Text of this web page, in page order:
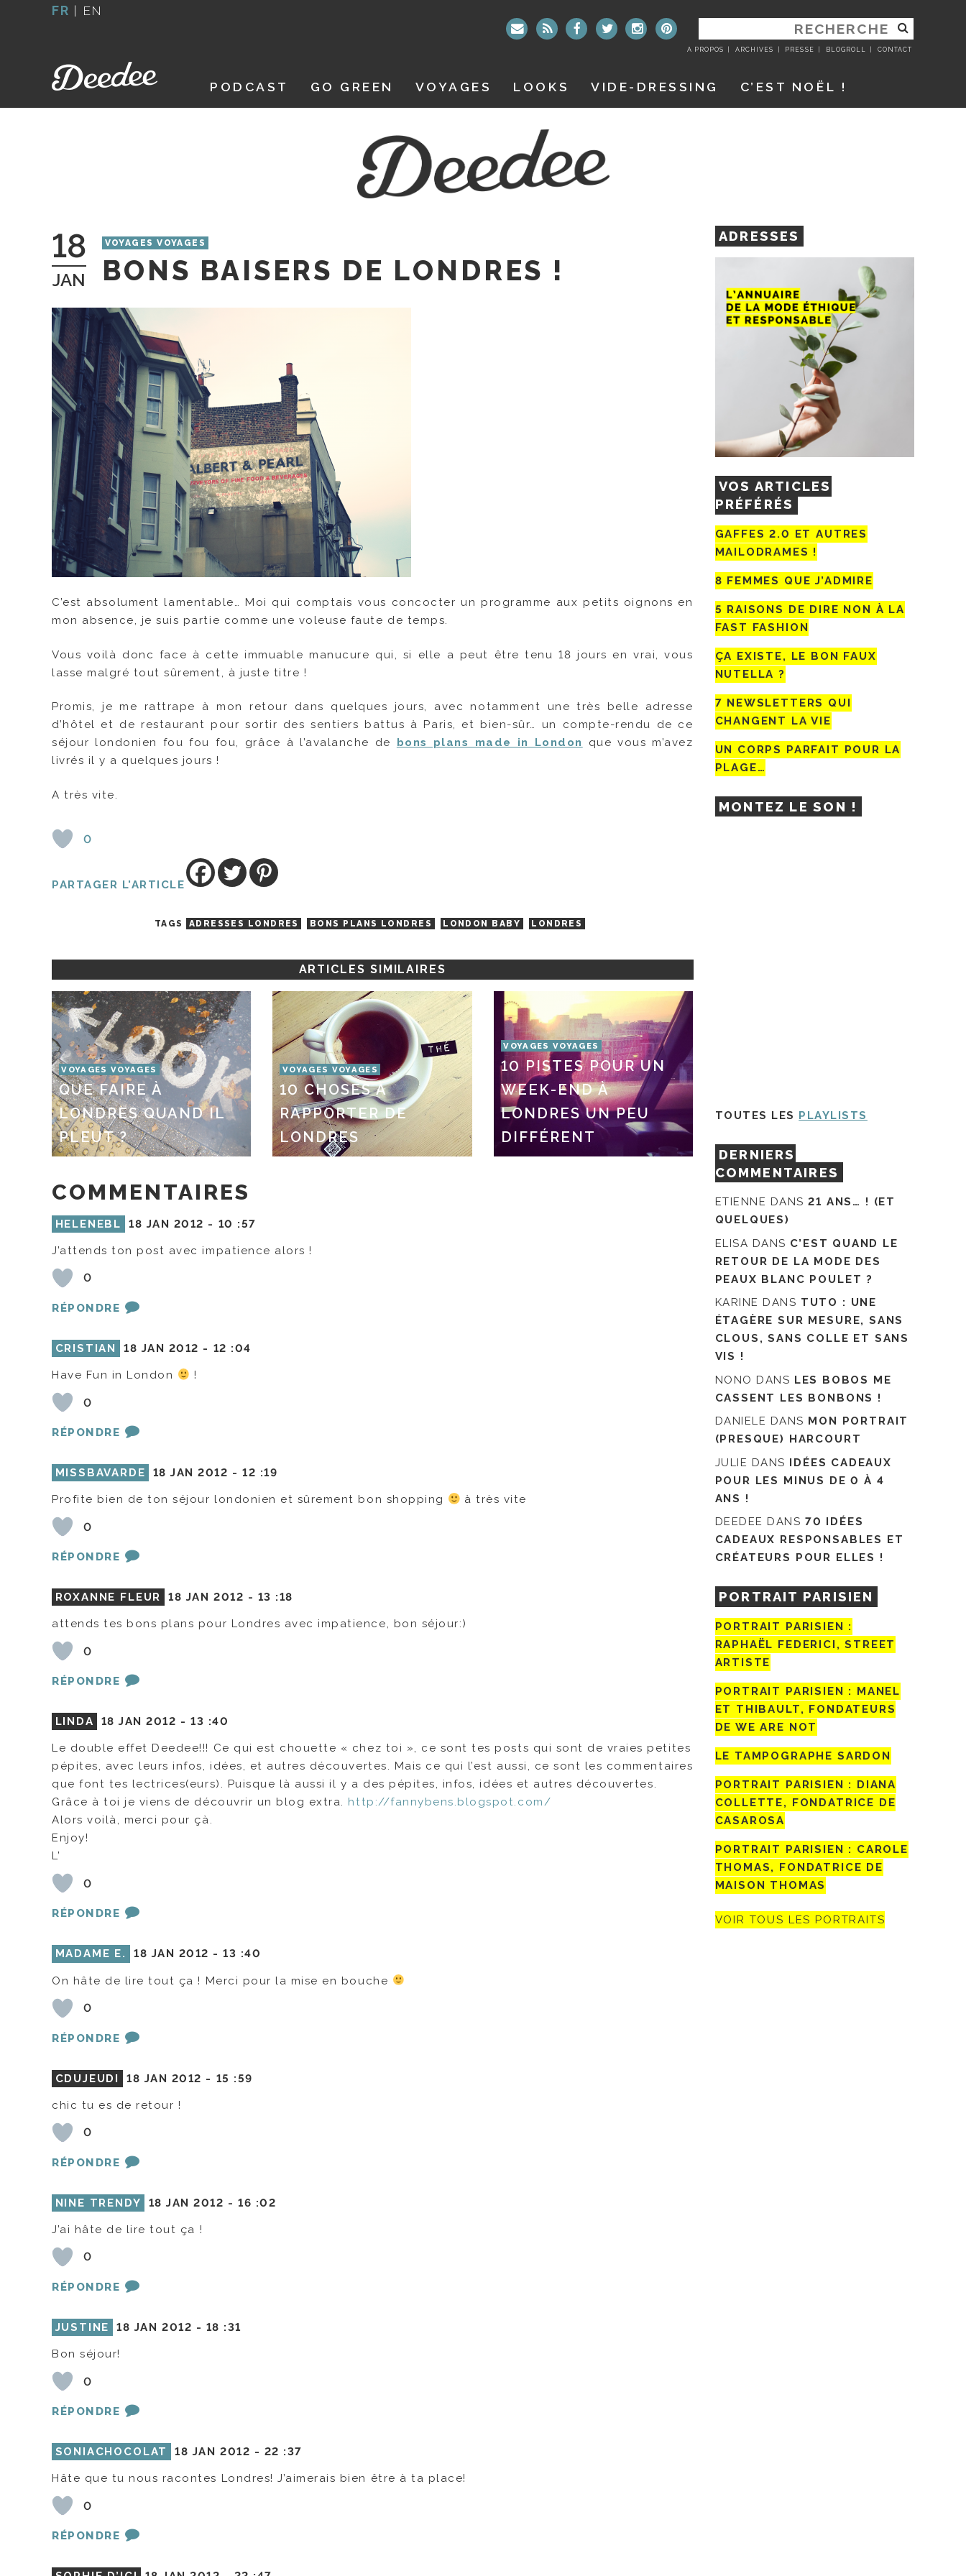
FR | EN
RECHERCHER
:
A PROPOS ARCHIVES PRESSE BLOGROLL CONTACT
PODCAST GO GREEN VOYAGES LOOKS VIDE-DRESSING C’EST NOËL !
18
JAN
VOYAGES VOYAGES
BONS BAISERS DE LONDRES !
C’est absolument lamentable… Moi qui comptais vous concocter un programme aux petits oignons en
mon absence, je suis partie comme une voleuse faute de temps.
Vous voilà donc face à cette immuable manucure qui, si elle a peut être tenu 18 jours en vrai, vous
lasse malgré tout sûrement, à juste titre !
Promis, je me rattrape à mon retour dans quelques jours, avec notamment une très belle adresse
d’hôtel et de restaurant pour sortir des sentiers battus à Paris, et bien-sûr… un compte-rendu de ce
séjour londonien fou fou fou, grâce à l’avalanche de
bons plans made in London
que vous m’avez
livrés il y a quelques jours !
A très vite.
0
PARTAGER L'ARTICLE
TAGS ADRESSES LONDRES BONS PLANS LONDRES LONDON BABY LONDRES
ARTICLES SIMILAIRES
VOYAGES VOYAGES
QUE FAIRE À
LONDRES QUAND IL
PLEUT ?
VOYAGES VOYAGES
10 CHOSES À
RAPPORTER DE
LONDRES
VOYAGES VOYAGES
10 PISTES POUR UN
WEEK-END À
LONDRES UN PEU
DIFFÉRENT
COMMENTAIRES
HELENEBL 18 JAN 2012 - 10 :57
J’attends ton post avec impatience alors !
0
RÉPONDRE
CRISTIAN 18 JAN 2012 - 12 :04
Have Fun in London !
0
RÉPONDRE
MISSBAVARDE 18 JAN 2012 - 12 :19
Profite bien de ton séjour londonien et sûrement bon shopping à très vite
0
RÉPONDRE
ROXANNE FLEUR 18 JAN 2012 - 13 :18
attends tes bons plans pour Londres avec impatience, bon séjour:)
0
RÉPONDRE
LINDA 18 JAN 2012 -13 :40
Le double effet Deedee!!! Ce qui est chouette « chez toi », ce sont tes posts qui sont de vraies petites
pépites, avec leurs infos, idées, et autres découvertes. Mais ce qui l’est aussi, ce sont les commentaires
que font tes lectrices(eurs). Puisque là aussi il y a des pépites, infos, idées et autres découvertes.
Grâce à toi je viens de découvrir un blog extra. http://fannybens.blogspot.com/
Alors voilà, merci pour çà.
Enjoy!
L’
0
RÉPONDRE
MADAME E. 18 JAN 2012 -13 :40
On hâte de lire tout ça ! Merci pour la mise en bouche
0
RÉPONDRE
CDUJEUDI 18 JAN 2012 - 15 :59
chic tu es de retour !
0
RÉPONDRE
NINE TRENDY 18 JAN 2012 - 16 :02
J’ai hâte de lire tout ça !
0
RÉPONDRE
JUSTINE 18 JAN 2012 - 18 :31
Bon séjour!
0
RÉPONDRE
SONIACHOCOLAT 18 JAN 2012 - 22 :37
Hâte que tu nous racontes Londres! J’aimerais bien être à ta place!
0
RÉPONDRE
ADRESSES
VOS ARTICLES
PRÉFÉRÉS
GAFFES 2.0 ET AUTRES
MAILODRAMES !
8 FEMMES QUE J’ADMIRE
5 RAISONS DE DIRE NON À LA
FAST FASHION
ÇA EXISTE, LE BON FAUX
NUTELLA ?
7 NEWSLETTERS QUI
CHANGENT LA VIE
UN CORPS PARFAIT POUR LA
PLAGE…
MONTEZ LE SON !
TOUTES LES PLAYLISTS
DERNIERS
COMMENTAIRES
ETIENNE DANS21 ANS… ! (ET
QUELQUES)
ELISA DANS C’EST QUAND LE
RETOUR DE LA MODE DES
PEAUX BLANC POULET ?
KARINE DANS TUTO : UNE
ÉTAGÈRE SUR MESURE, SANS
CLOUS, SANS COLLE ET SANS
VIS !
NONO DANS LES BOBOS ME
CASSENT LES BONBONS !
DANIELE DANS MON PORTRAIT
(PRESQUE) HARCOURT
JULIE DANS IDÉES CADEAUX
POUR LES MINUS DE 0 À 4
ANS !
DEEDEE DANS 70 IDÉES
CADEAUX RESPONSABLES ET
CRÉATEURS POUR ELLES !
PORTRAIT PARISIEN
PORTRAIT PARISIEN :
RAPHAËL FEDERICI, STREET
ARTISTE
PORTRAIT PARISIEN : MANEL
ET THIBAULT, FONDATEURS
DE WE ARE NOT
LE TAMPOGRAPHE SARDON
PORTRAIT PARISIEN : DIANA
COLLETTE, FONDATRICE DE
CASAROSA
PORTRAIT PARISIEN : CAROLE
THOMAS, FONDATRICE DE
MAISON THOMAS
VOIR TOUS LES PORTRAITS